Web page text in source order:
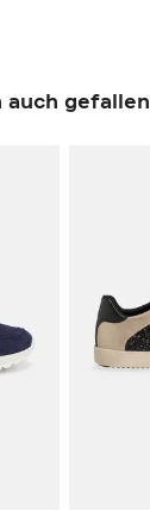
auch gefallen